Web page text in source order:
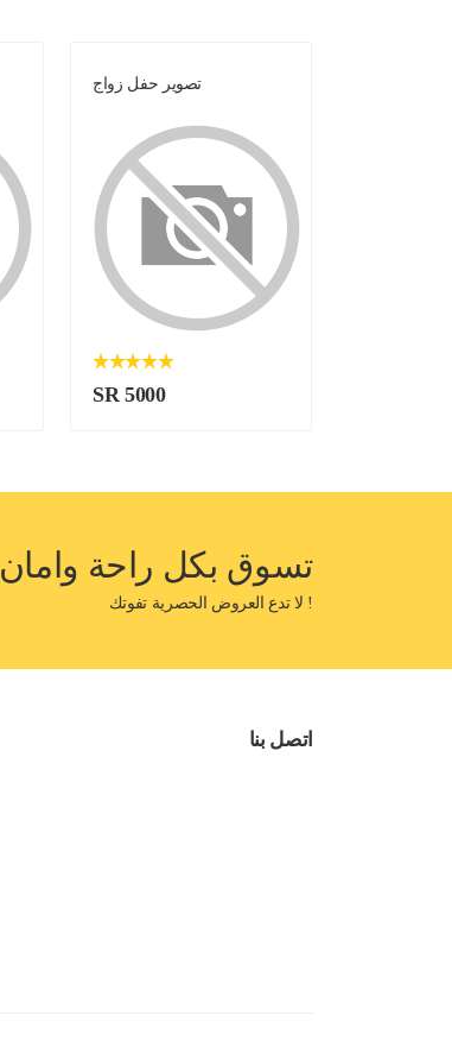
تصوير حفل زواج
SR 5000
تسوق بكل راحة وامان
! لا تدع العروض الحصرية تفوتك
اتصل بنا